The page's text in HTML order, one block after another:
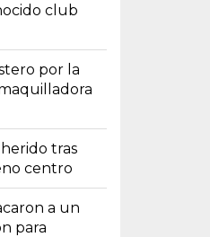
club
por la
tras
centro
a un
para